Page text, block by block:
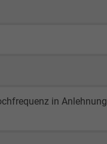
in Anlehnung